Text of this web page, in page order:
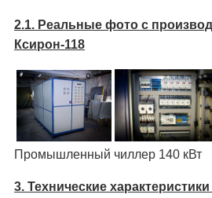
2.1. Реальные фото с
Ксирон-118
Промышленный чиллер 140 кВт
3. Технические